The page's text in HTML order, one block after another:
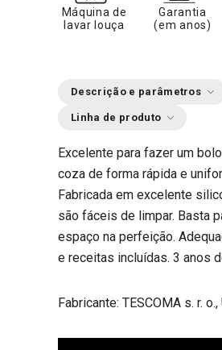
Máquina de
lavar louça
Garantia
(em anos)
Descrição e parâmetros
Linha de produto
Excelente para fazer um
coza de forma rápida e
Fabricada em excelente
são fáceis de limpar. Basta
espaço na perfeição.
e receitas incluídas. 3 anos
Fabricante: TESCOMA s. r.